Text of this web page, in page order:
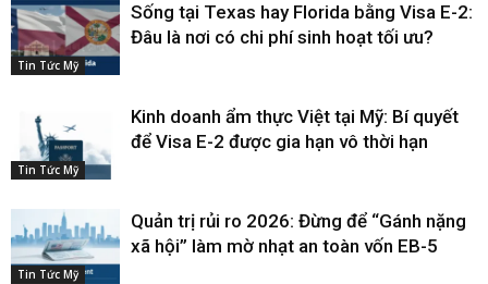
Tin Tức Mỹ
Sống tại Texas hay Florida bằng Visa E-2:
Đâu là nơi có chi phí sinh hoạt tối ưu?
Tin Tức Mỹ
Kinh doanh ẩm thực Việt tại Mỹ: Bí quyết
để Visa E-2 được gia hạn vô thời hạn
Tin Tức Mỹ
Quản trị rủi ro 2026: Đừng để “Gánh nặng
xã hội” làm mờ nhạt an toàn vốn EB-5